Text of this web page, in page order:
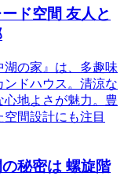
ド空間 友人と
の家』は、多趣味
ドハウス。清涼な
心地よさが魅力。豊
間設計にも注目
秘密は 螺旋階